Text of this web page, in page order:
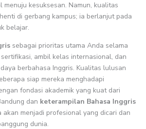
kesuksesan. Namun, kualitas
di gerbang kampus; ia berlanjut pada
belajar.
sebagai prioritas utama Anda selama
ambil kelas internasional, dan
berbahasa Inggris. Kualitas lulusan
siap mereka menghadapi
fondasi akademik yang kuat dari
dan keterampilan Bahasa Inggris
akan menjadi profesional yang dicari dan
dunia.